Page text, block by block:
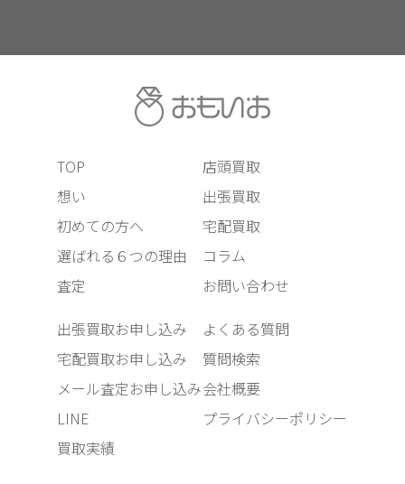
TOP
想い
初めての方へ
選ばれる６つの理由
査定
店頭買取
出張買取
宅配買取
コラム
お問い合わせ
出張買取お申し込み
宅配買取お申し込み
メール査定お申し込み
LINE
買取実績
よくある質問
質問検索
会社概要
プライバシーポリシー